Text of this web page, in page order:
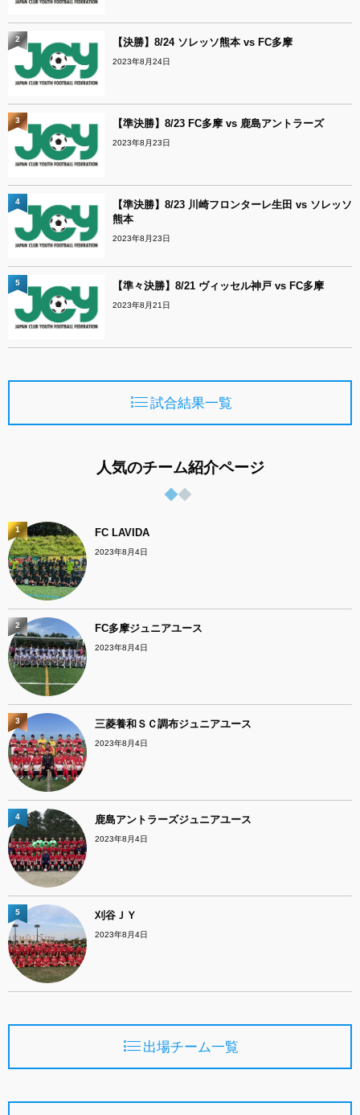
【決勝】8/24 ソレッソ熊本 vs FC多摩
2023年8月24日
2
【準決勝】8/23 FC多摩 vs 鹿島アントラーズ
2023年8月23日
3
【準決勝】8/23 川崎フロンターレ生田 vs ソレッソ
熊本
2023年8月23日
4
【準々決勝】8/21 ヴィッセル神戸 vs FC多摩
2023年8月21日
5
試合結果一覧
人気のチーム紹介ページ
FC LAVIDA
2023年8月4日
1
FC多摩ジュニアユース
2023年8月4日
2
三菱養和ＳＣ調布ジュニアユース
2023年8月4日
3
鹿島アントラーズジュニアユース
2023年8月4日
4
刈谷ＪＹ
2023年8月4日
5
出場チーム一覧